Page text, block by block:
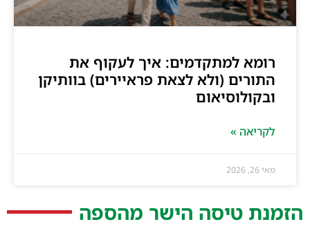
רומא למתקדמים: איך לעקוף את
התורים (ולא לצאת פראיירים) בוותיקן
ובקולוסיאום
לקריאה »
מאי 26, 2026
הזמנת טיסה הישר מהספה